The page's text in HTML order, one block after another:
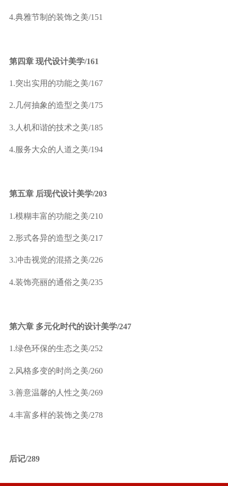
4.典雅节制的装饰之美/151
第四章 现代设计美学/161
1.突出实用的功能之美/167
2.几何抽象的造型之美/175
3. 人机和谐的技术之美/185
4.服务大众的人道之美/194
第五章 后现代设计美学/203
1.模糊丰富的功能之美/210
2.形式各异的造型之美/217
3.冲击视觉的混搭之美/226
4.装饰亮丽的通俗之美/235
第六章 多元化时代的设计美学/247
1.绿色环保的生态之美/252
2.风格多变的时尚之美/260
3.善意温馨的人性之美/269
4.丰富多样的装饰之美/278
后记/289